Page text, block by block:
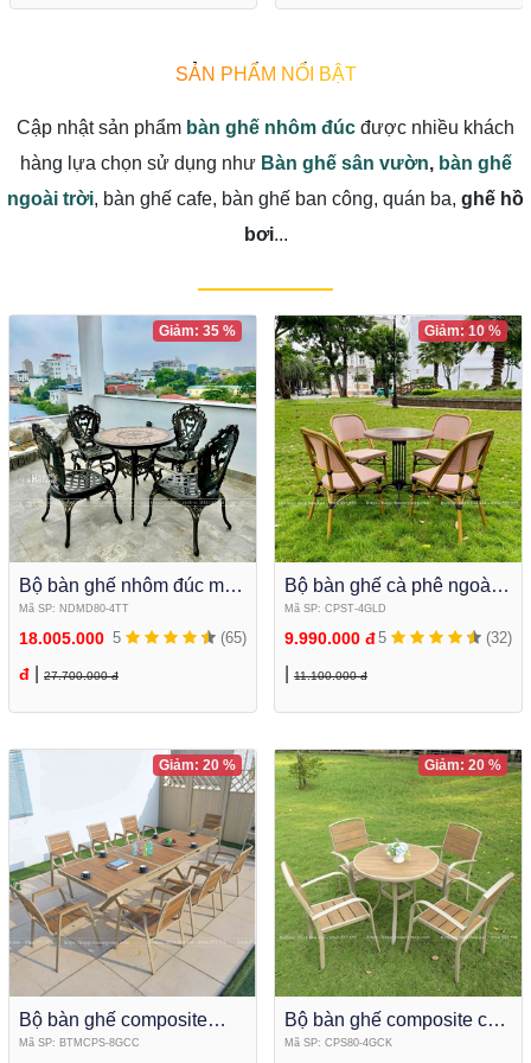
SẢN PHẨM NỔI BẬT
Cập nhật sản phẩm bàn ghế nhôm đúc được nhiều khách
hàng lựa chọn sử dụng như Bàn ghế sân vườn, bàn ghế
ngoài trời, bàn ghế cafe, bàn ghế ban công, quán ba, ghế hồ
bơi...
Bộ bàn ghế nhôm đúc mặt
đá tròn cao cấp để sân
vườn NDMD80-4TT
Mã SP: NDMD80-4TT
5 (65)
18.005.000
đ
27.700.000 đ
Giảm: 35 %
Bộ bàn ghế cà phê ngoài
trời Bàn tròn kết hợp ghế
lưới textilene cao cấp
Mã SP: CPST-4GLD
5 (32)
9.990.000 đ
11.100.000 đ
Giảm: 10 %
Bộ bàn ghế composite
ngoài trời kéo dài thu gọn
Mã SP: BTMCPS-8GCC
Giảm: 20 %
Bộ bàn ghế composite cà
phê ngoài trời mặt tròn 4
Mã SP: CPS80-4GCK
Giảm: 20 %